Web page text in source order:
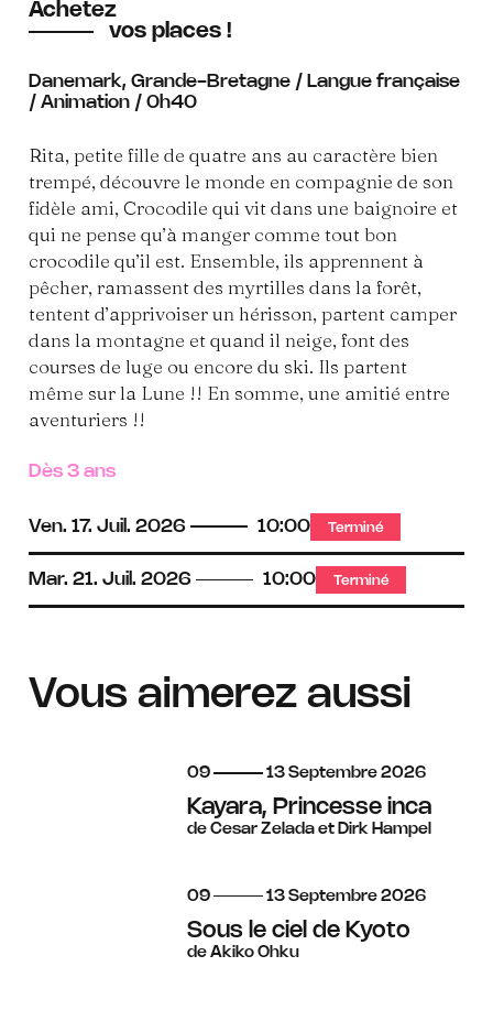
Achetez
vos places !
Danemark, Grande-Bretagne / Langue française
/ Animation / 0h40
Rita, petite fille de quatre ans au caractère bien
trempé, découvre le monde en compagnie de son
fidèle ami, Crocodile qui vit dans une baignoire et
qui ne pense qu’à manger comme tout bon
crocodile qu’il est. Ensemble, ils apprennent à
pêcher, ramassent des myrtilles dans la forêt,
tentent d’apprivoiser un hérisson, partent camper
dans la montagne et quand il neige, font des
courses de luge ou encore du ski. Ils partent
même sur la Lune !! En somme, une amitié entre
aventuriers !!
Dès 3 ans
Ven. 17. Juil. 2026 10:00 Terminé
Mar. 21. Juil. 2026 10:00 Terminé
Vous aimerez aussi
du
09 au
13 septembre
Septembre 2026
Kayara, Princesse inca
de Cesar Zelada et Dirk Hampel
du
09 au
13 septembre
Septembre 2026
Sous le ciel de Kyoto
de Akiko Ohku